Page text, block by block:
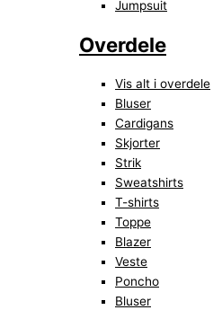
Jumpsuit
Overdele
Vis alt i overdele
Bluser
Cardigans
Skjorter
Strik
Sweatshirts
T-shirts
Toppe
Blazer
Veste
Poncho
Bluser